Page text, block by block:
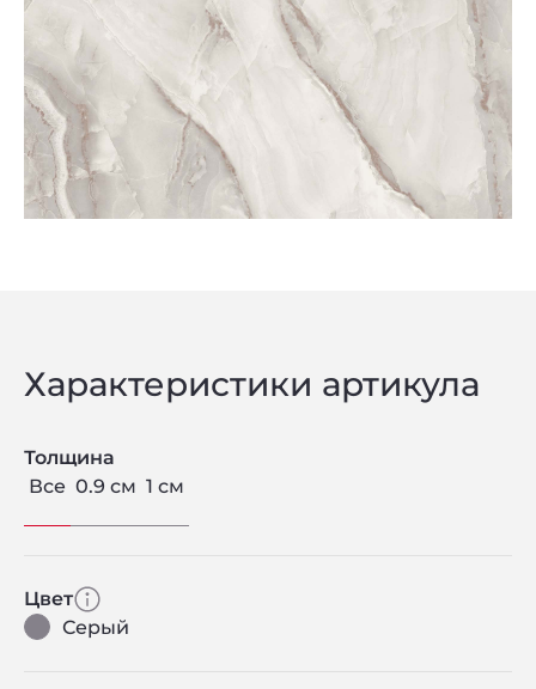
Характеристики артикула
Толщина
Все 0.9 см 1 см
Цвет
Серый